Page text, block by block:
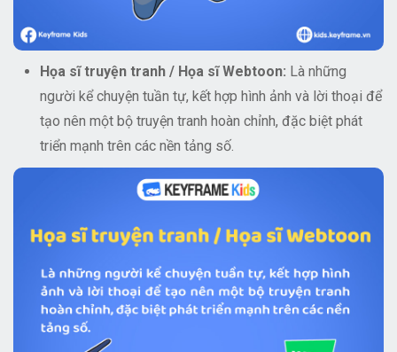
Họa sĩ truyện tranh / Họa sĩ Webtoon: Là những
người kể chuyện tuần tự, kết hợp hình ảnh và lời thoại để
tạo nên một bộ truyện tranh hoàn chỉnh, đặc biệt phát
triển mạnh trên các nền tảng số.